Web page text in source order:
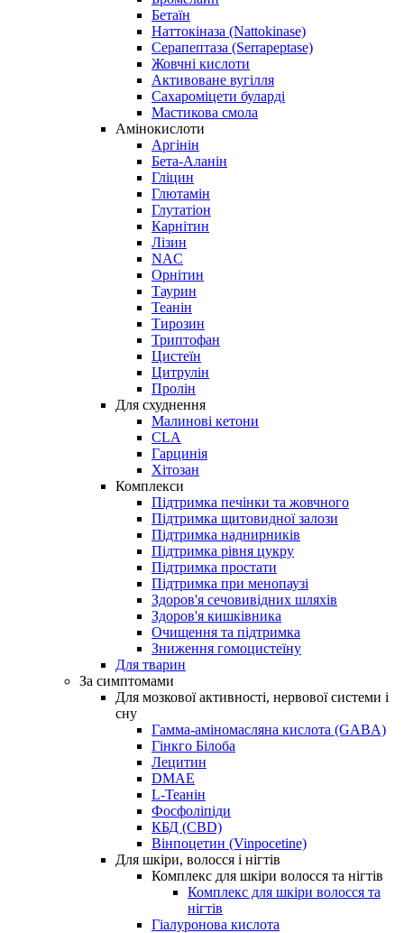
Бетаїн
Наттокіназа (Nattokinase)
Серапептаза (Serrapeptase)
Жовчні кислоти
Активоване вугілля
Сахароміцети буларді
Мастикова смола
Амінокислоти
Аргінін
Бета-Аланін
Гліцин
Глютамін
Глутатіон
Карнітин
Лізин
NAC
Орнітин
Таурин
Теанін
Тирозин
Триптофан
Цистеїн
Цитрулін
Пролін
Для схуднення
Малинові кетони
CLA
Гарцинія
Хітозан
Комплекси
Підтримка печінки та жовчного
Підтримка щитовидної залози
Підтримка наднирників
Підтримка рівня цукру
Підтримка простати
Підтримка при менопаузі
Здоров'я сечовивідних шляхів
Здоров'я кишківника
Очищення та підтримка
Зниження гомоцистеїну
Для тварин
За симптомами
Для мозкової активності, нервової системи і
сну
Гамма-аміномасляна кислота (GABA)
Гінкго Білоба
Лецитин
DMAE
L-Теанін
Фосфоліпіди
КБД (CBD)
Вінпоцетин (Vinpocetine)
Для шкіри, волосся і нігтів
Комплекс для шкіри волосся та нігтів
Комплекс для шкіри волосся та
нігтів
Гіалуронова кислота